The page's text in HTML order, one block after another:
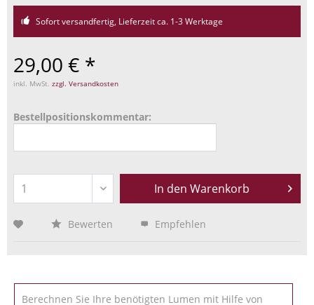
Sofort versandfertig, Lieferzeit ca. 1-3 Werktage
29,00 € *
inkl. MwSt. zzgl. Versandkosten
Bestellpositionskommentar:
In den Warenkorb
Bewerten Empfehlen
Berechnen Sie Ihre benötigten Lumen mit Hilfe von